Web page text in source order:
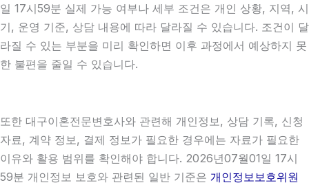
일 17시59분 실제 가능 여부나 세부 조건은 개인 상황, 지역, 시
기, 운영 기준, 상담 내용에 따라 달라질 수 있습니다. 조건이 달
라질 수 있는 부분을 미리 확인하면 이후 과정에서 예상하지 못
한 불편을 줄일 수 있습니다.
또한 대구이혼전문변호사와 관련해 개인정보, 상담 기록, 신청
자료, 계약 정보, 결제 정보가 필요한 경우에는 자료가 필요한
이유와 활용 범위를 확인해야 합니다. 2026년07월01일 17시
59분 개인정보 보호와 관련된 일반 기준은 개인정보보호위원